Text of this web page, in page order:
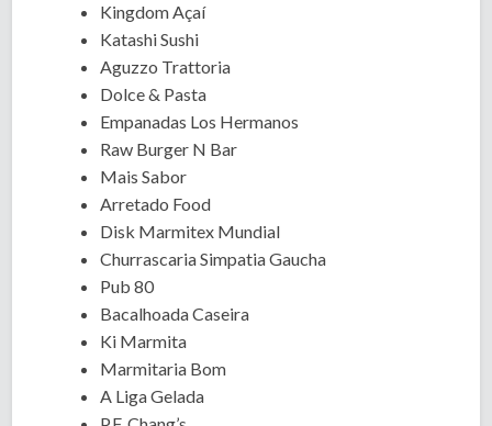
Kingdom Açaí
Katashi Sushi
Aguzzo Trattoria
Dolce & Pasta
Empanadas Los Hermanos
Raw Burger N Bar
Mais Sabor
Arretado Food
Disk Marmitex Mundial
Churrascaria Simpatia Gaucha
Pub 80
Bacalhoada Caseira
Ki Marmita
Marmitaria Bom
A Liga Gelada